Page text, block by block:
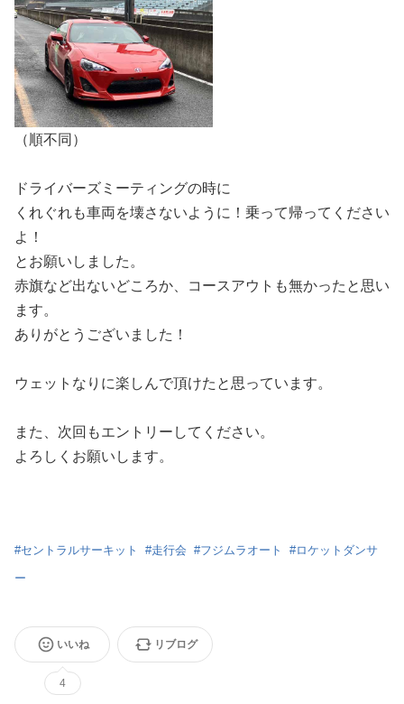
（順不同）
ドライバーズミーティングの時に
くれぐれも車両を壊さないように！乗って帰ってください
よ！
とお願いしました。
赤旗など出ないどころか、コースアウトも無かったと思い
ます。
ありがとうございました！
ウェットなりに楽しんで頂けたと思っています。
また、次回もエントリーしてください。
よろしくお願いします。
#セントラルサーキット #走行会 #フジムラオート #ロケットダンサ
ー
いいね
4
リブログ